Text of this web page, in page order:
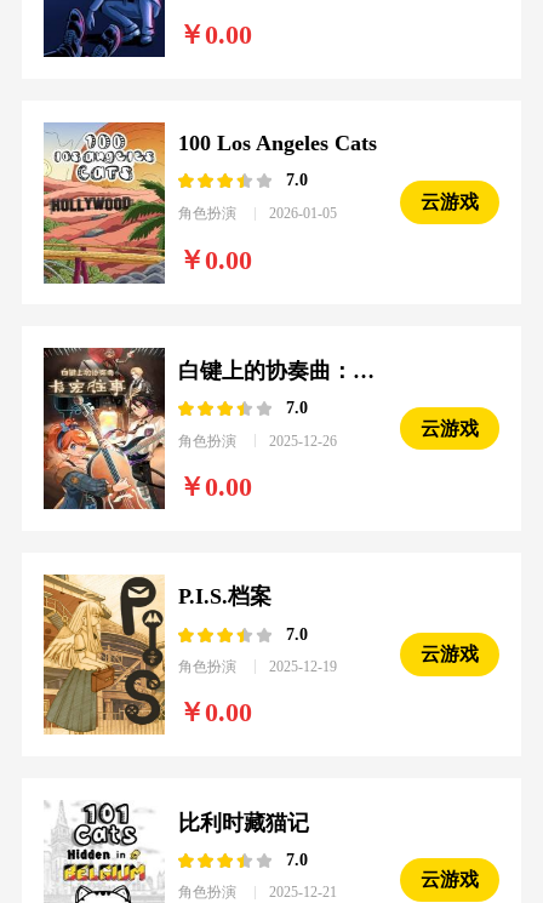
0.00
100 Los Angeles Cats
7.0
角色扮演 2026-01-05
0.00
云游戏
白键上的协奏曲：卡宏往事
7.0
角色扮演 2025-12-26
0.00
云游戏
P.I.S.档案
7.0
角色扮演 2025-12-19
0.00
云游戏
比利时藏猫记
7.0
角色扮演 2025-12-21
云游戏